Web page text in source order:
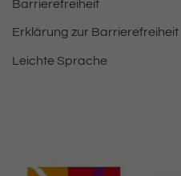
Barrierefreiheit
Erklärung zur Barrierefreiheit
Leichte Sprache